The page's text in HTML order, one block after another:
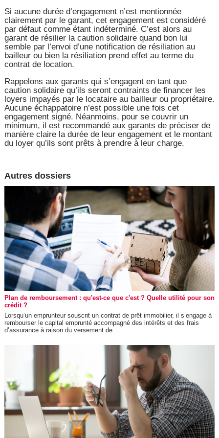
Si aucune durée d’engagement n’est mentionnée
clairement par le garant, cet engagement est considéré
par défaut comme étant indéterminé. C’est alors au
garant de résilier la caution solidaire quand bon lui
semble par l’envoi d’une notification de résiliation au
bailleur ou bien la résiliation prend effet au terme du
contrat de location.
Rappelons aux garants qui s’engagent en tant que
caution solidaire qu’ils seront contraints de financer les
loyers impayés par le locataire au bailleur ou propriétaire.
Aucune échappatoire n’est possible une fois cet
engagement signé. Néanmoins, pour se couvrir un
minimum, il est recommandé aux garants de préciser de
manière claire la durée de leur engagement et le montant
du loyer qu’ils sont prêts à prendre à leur charge.
Autres dossiers
Plan de remboursement : qu'est-ce que c'est ? Quelle utilité pour son
crédit ?
Lorsqu’un emprunteur souscrit un contrat de prêt immobilier, il s’engage à
rembourser le capital emprunté accompagné des intérêts et des frais
d’assurance à raison du versement de...